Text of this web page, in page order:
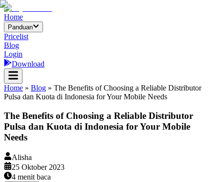
Home
Panduan
Pricelist
Blog
Login
Download
Home » Blog » The Benefits of Choosing a Reliable Distributor
Pulsa dan Kuota di Indonesia for Your Mobile Needs
The Benefits of Choosing a Reliable Distributor
Pulsa dan Kuota di Indonesia for Your Mobile
Needs
Alisha
25 Oktober 2023
4 menit baca